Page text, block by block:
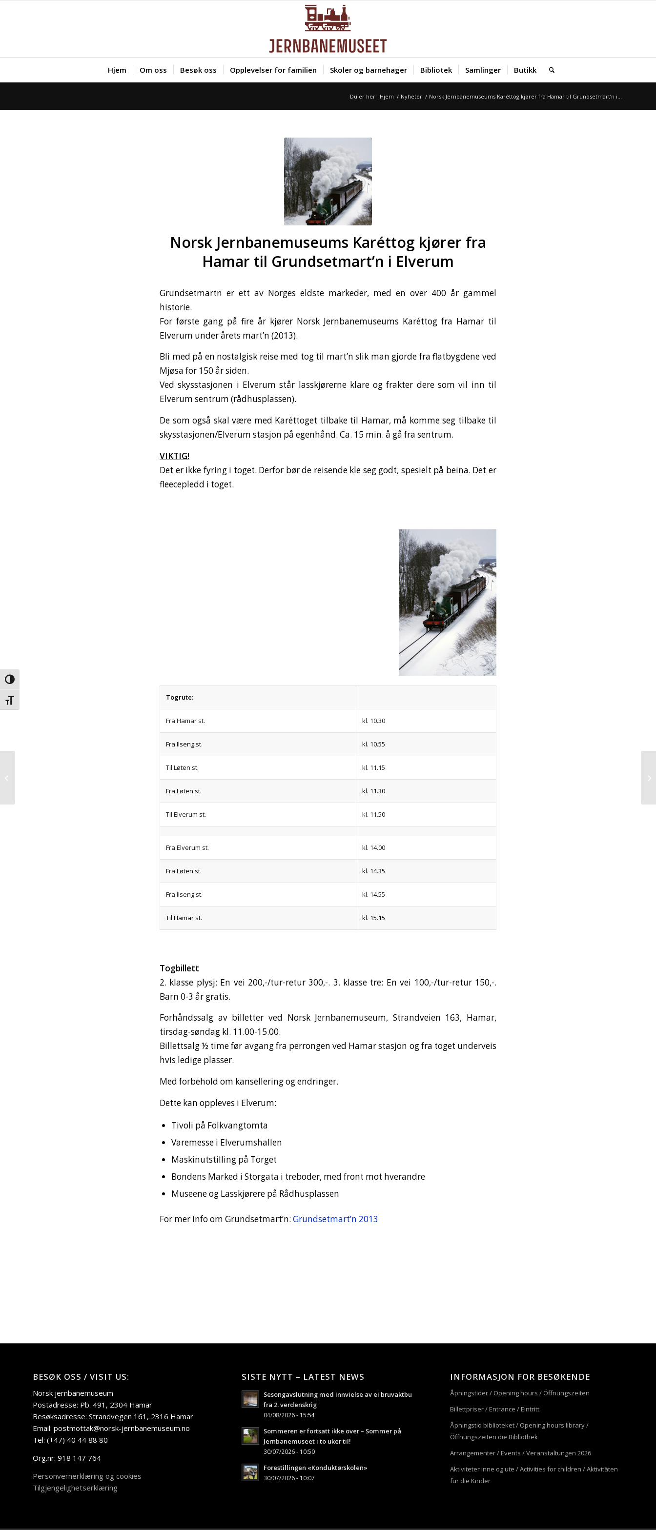
Veksle høykontrast
Veksle skriftstørrelse
Hjem Om oss Besøk oss Opplevelser for familien Skoler og barnehager Bibliotek Samlinger Butikk
Du er her: Hjem / Nyheter / Norsk Jernbanemuseums Karéttog kjører fra Hamar til Grundsetmart’n i...
Norsk Jernbanemuseums Karéttog kjører fra
Hamar til Grundsetmart’n i Elverum
Grundsetmartn er ett av Norges eldste markeder, med en over 400 år gammel
historie.
For første gang på fire år kjører Norsk Jernbanemuseums Karéttog fra Hamar til
Elverum under årets mart’n (2013).
Bli med på en nostalgisk reise med tog til mart’n slik man gjorde fra flatbygdene ved
Mjøsa for 150 år siden.
Ved skysstasjonen i Elverum står lasskjørerne klare og frakter dere som vil inn til
Elverum sentrum (rådhusplassen).
De som også skal være med Karéttoget tilbake til Hamar, må komme seg tilbake til
skysstasjonen/Elverum stasjon på egenhånd. Ca. 15 min. å gå fra sentrum.
VIKTIG!
Det er ikke fyring i toget. Derfor bør de reisende kle seg godt, spesielt på beina. Det er
fleecepledd i toget.
Togrute:
Fra Hamar st. kl. 10.30
Fra Ilseng st. kl. 10.55
Til Løten st. kl. 11.15
Fra Løten st. kl. 11.30
Til Elverum st. kl. 11.50
Fra Elverum st. kl. 14.00
Fra Løten st. kl. 14.35
Fra Ilseng st. kl. 14.55
Til Hamar st. kl. 15.15
Togbillett
2. klasse plysj: En vei 200,-/tur-retur 300,-. 3. klasse tre: En vei 100,-/tur-retur 150,-.
Barn 0-3 år gratis.
Forhåndssalg av billetter ved Norsk Jernbanemuseum, Strandveien 163, Hamar,
tirsdag-søndag kl. 11.00-15.00.
Billettsalg ½ time før avgang fra perrongen ved Hamar stasjon og fra toget underveis
hvis ledige plasser.
Med forbehold om kansellering og endringer.
Dette kan oppleves i Elverum:
Tivoli på Folkvangtomta
Varemesse i Elverumshallen
Maskinutstilling på Torget
Bondens Marked i Storgata i treboder, med front mot hverandre
Museene og Lasskjørere på Rådhusplassen
For mer info om Grundsetmart’n: Grundsetmart’n 2013
BESØK OSS / VISIT US:
Norsk jernbanemuseum
Postadresse: Pb. 491, 2304 Hamar
Besøksadresse: Strandvegen 161, 2316 Hamar
Email: postmottak@norsk-jernbanemuseum.no
Tel: (+47) 40 44 88 80
Org.nr: 918 147 764
Personvernerklæring og cookies
Tilgjengelighetserklæring
SISTE NYTT – LATEST NEWS
Sesongavslutning med innvielse av ei bruvaktbu
fra 2. verdenskrig
04/08/2026 - 15:54
Sommeren er fortsatt ikke over – Sommer på
Jernbanemuseet i to uker til!
30/07/2026 - 10:50
Forestillingen «Konduktørskolen»
30/07/2026 - 10:07
INFORMASJON FOR BESØKENDE
Åpningstider / Opening hours / Öffnungszeiten
Billettpriser / Entrance / Eintritt
Åpningstid biblioteket / Opening hours library /
Öffnungszeiten die Bibliothek
Arrangementer / Events / Veranstaltungen 2026
Aktiviteter inne og ute / Activities for children / Aktivitäten
für die Kinder